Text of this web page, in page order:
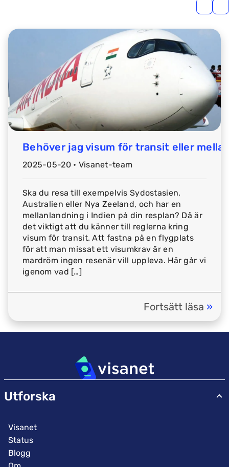
Behöver jag visum för transit eller
2025-05-20 • Visanet-team
Ska du resa till exempelvis Sydostasien,
Australien eller Nya Zeeland, och har en
mellanlandning i Indien på din resplan? Då är
det viktigt att du känner till reglerna kring
visum för transit. Att fastna på en flygplats
för att man missat ett visumkrav är en
mardröm ingen resenär vill uppleva. Här går vi
igenom vad […]
Fortsätt läsa »
Utforska
Visanet
Status
Blogg